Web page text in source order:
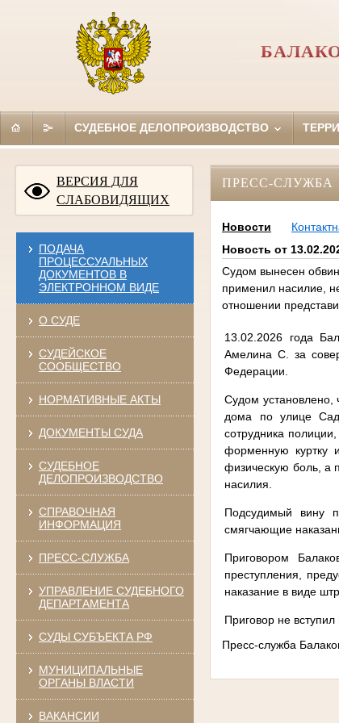
СУДЕБНОЕ ДЕЛОПРОИЗВОДСТВО
ВЕРСИЯ ДЛЯ
СЛАБОВИДЯЩИХ
ПОДАЧА
ПРОЦЕССУАЛЬНЫХ
ДОКУМЕНТОВ В
ЭЛЕКТРОННОМ ВИДЕ
О СУДЕ
СУДЕЙСКОЕ
СООБЩЕСТВО
НОРМАТИВНЫЕ АКТЫ
ДОКУМЕНТЫ СУДА
СУДЕБНОЕ
ДЕЛОПРОИЗВОДСТВО
СПРАВОЧНАЯ
ИНФОРМАЦИЯ
ПРЕСС-СЛУЖБА
УПРАВЛЕНИЕ СУДЕБНОГО
ДЕПАРТАМЕНТА
СУДЫ СУБЪЕКТА РФ
МУНИЦИПАЛЬНЫЕ
ОРГАНЫ ВЛАСТИ
ВАКАНСИИ
ПРЕСС-СЛУЖБА
Новости
Новость от
Судом вынесен
применил насилие,
отношении
13.02.2026 года
Амелина С. за
Федерации.
Судом установлено,
дома по улице
сотрудника
форменную куртку
физическую боль, а
насилия.
Подсудимый вину
смягчающие
Приговором
преступления,
наказание в виде
Приговор не вступил
Пресс-служба